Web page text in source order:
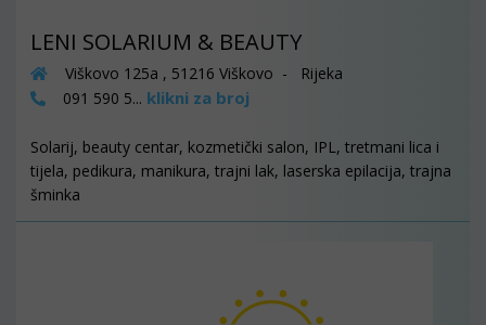
LENI SOLARIUM & BEAUTY
Viškovo 125a , 51216 Viškovo - Rijeka
091 590 5... klikni za broj
Solarij, beauty centar, kozmetički salon, IPL, tretmani lica i
tijela, pedikura, manikura, trajni lak, laserska epilacija, trajna
šminka